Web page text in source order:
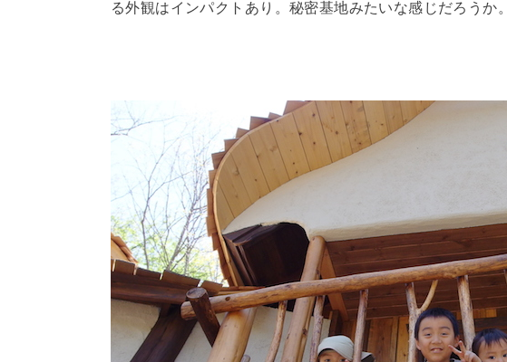
る外観はインパクトあり。秘密基地みたいな感じだろうか。